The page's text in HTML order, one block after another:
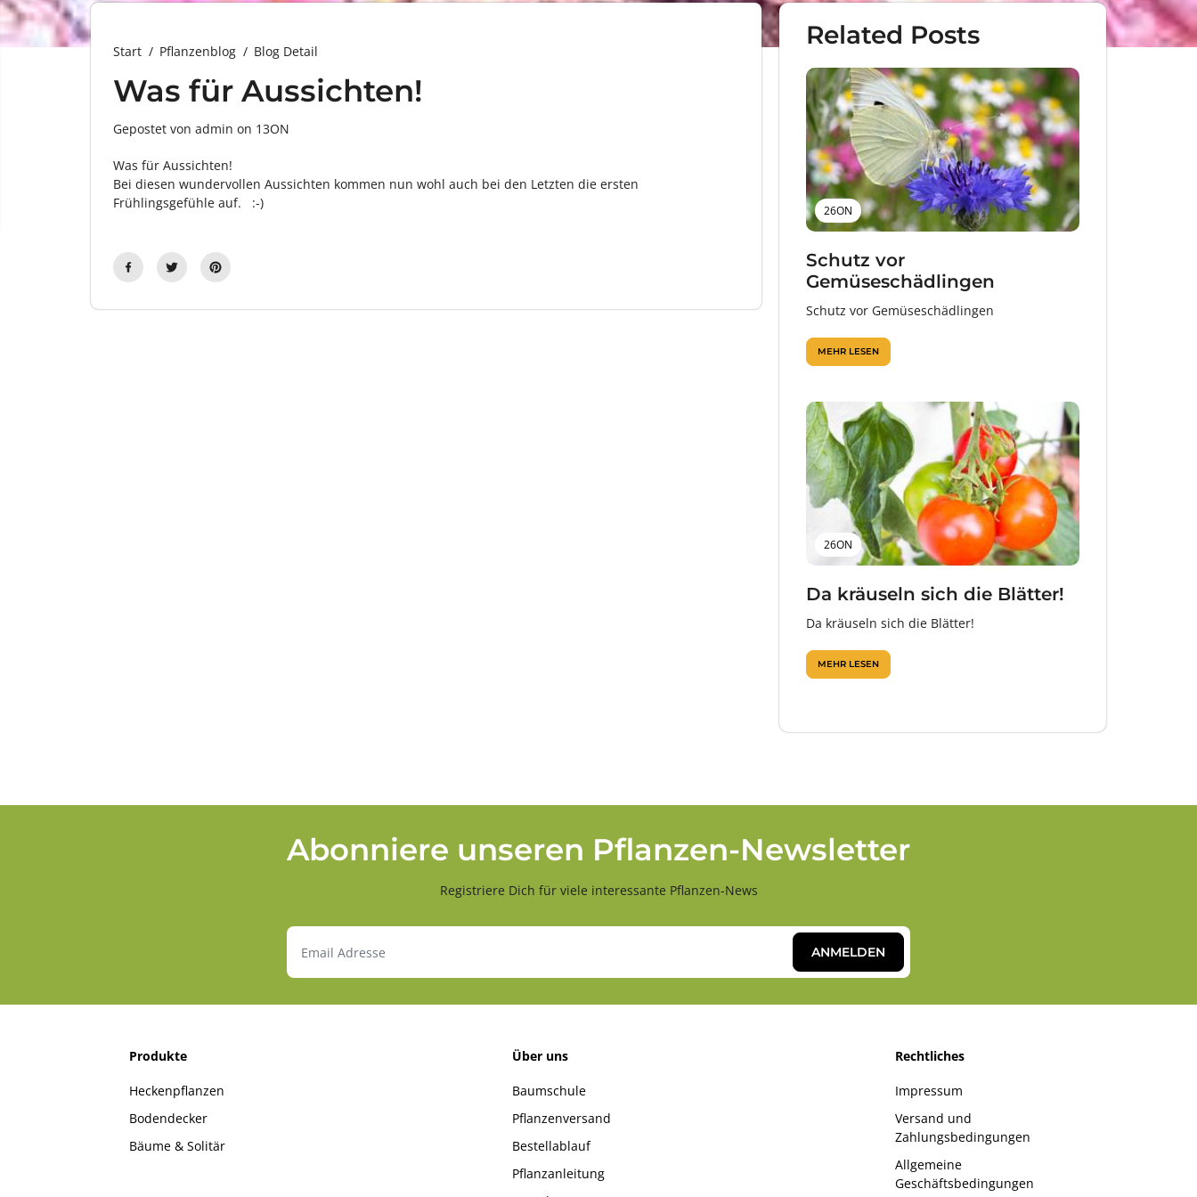
Start Pflanzenblog Blog Detail
Was für Aussichten!
Gepostet von admin on 13ON
Was für Aussichten!
Bei diesen wundervollen Aussichten kommen nun wohl auch bei den Letzten die ersten
Frühlingsgefühle auf. :-)
Related Posts
26ON
Schutz vor
Gemüseschädlingen
Schutz vor Gemüseschädlingen
MEHR LESEN
26ON
Da kräuseln sich die Blätter!
Da kräuseln sich die Blätter!
MEHR LESEN
Abonniere unseren Pflanzen-Newsletter
Registriere Dich für viele interessante Pflanzen-News
ANMELDEN
Produkte
Heckenpflanzen
Bodendecker
Bäume & Solitär
Über uns
Baumschule
Pflanzenversand
Bestellablauf
Pflanzanleitung
Rechtliches
Impressum
Versand und
Zahlungsbedingungen
Allgemeine
Geschäftsbedingungen